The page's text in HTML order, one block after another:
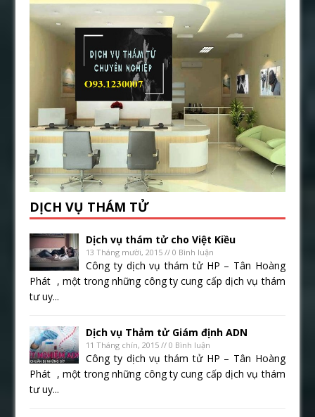
DỊCH VỤ THÁM TỬ
Dịch vụ thám tử cho Việt Kiều
13 Tháng mười, 2015 // 0 Bình luận
Công ty dịch vụ thám tử HP – Tân Hoàng
Phát , một trong những công ty cung cấp dịch vụ thám
tư uy...
Dịch vụ Thảm tử Giám định ADN
11 Tháng chín, 2015 // 0 Bình luận
Công ty dịch vụ thám tử HP – Tân Hoàng
Phát , một trong những công ty cung cấp dịch vụ thám
tư uy...